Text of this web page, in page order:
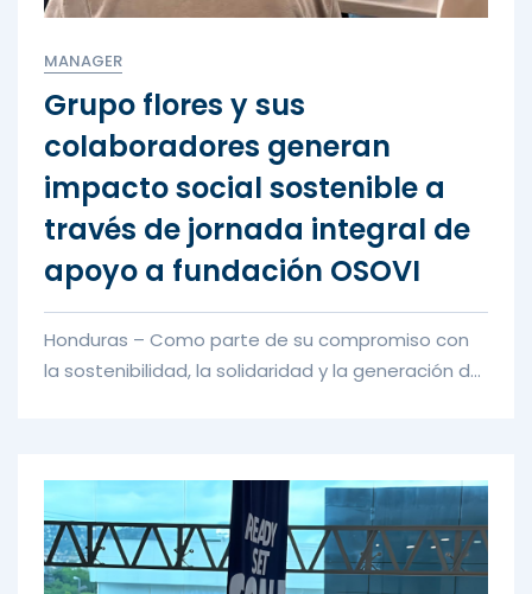
MANAGER
Grupo flores y sus
colaboradores generan
impacto social sostenible a
través de jornada integral de
apoyo a fundación OSOVI
Honduras – Como parte de su compromiso con
la sostenibilidad, la solidaridad y la generación de